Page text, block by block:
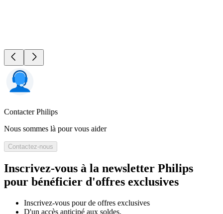
Contacter Philips
Nous sommes là pour vous aider
Contactez-nous
Inscrivez-vous à la newsletter Philips
pour bénéficier d'offres exclusives
Inscrivez‑vous pour de offres exclusives
D'un accès anticipé aux soldes.